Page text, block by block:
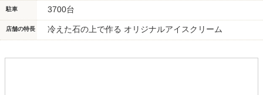
駐車 3700台
店舗の特長 冷えた石の上で作る オリジナルアイスクリーム